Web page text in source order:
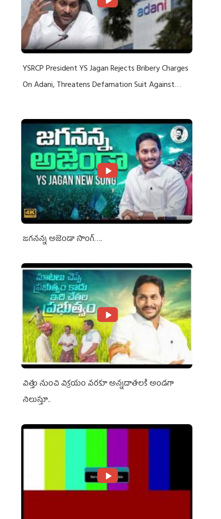
YSRCP President YS Jagan Rejects Bribery Charges
On Adani, Threatens Defamation Suit Against
జగనన్న అజెండా సాంగ్….
విత్తు నుంచి విక్రయం వరకూ అన్నదాతలకి అండగా
నిలుస్తూ..